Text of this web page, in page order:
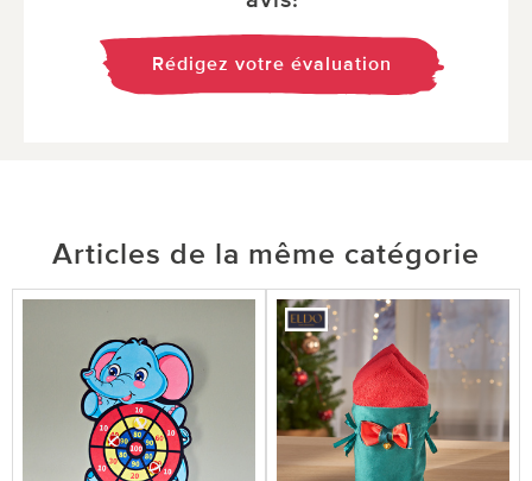
Rédigez votre évaluation
Articles de la même catégorie